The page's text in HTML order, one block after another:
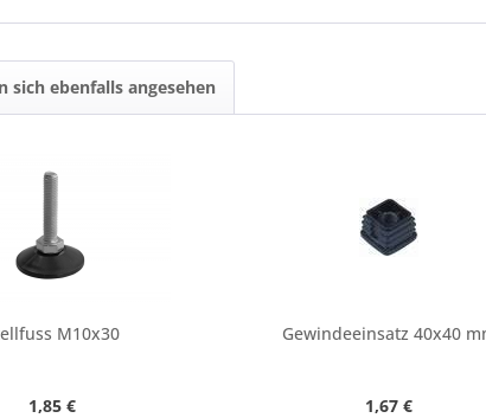
Mit *
sich ebenfalls angesehen
M10x30
1,85 €
Gewindeeinsatz 40x40
1,67 €